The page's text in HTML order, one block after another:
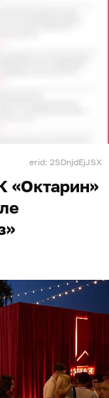
erid: 2SDnjdEjJSX
«Октарин»